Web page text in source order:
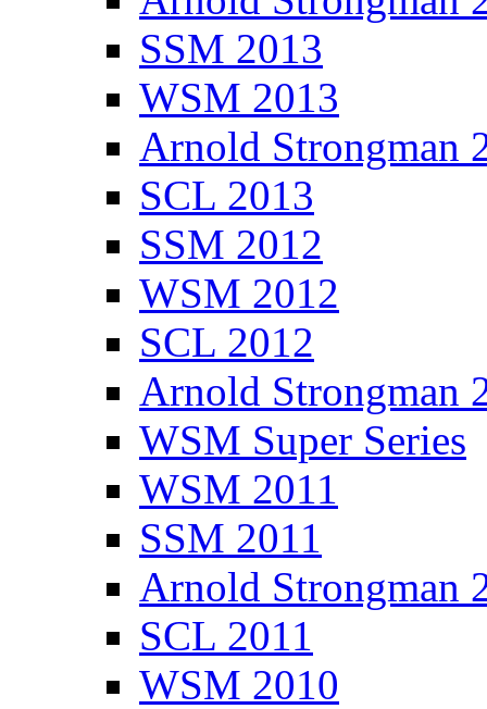
SSM 2013
WSM 2013
Arnold Strongman
SCL 2013
SSM 2012
WSM 2012
SCL 2012
Arnold Strongman
WSM Super Series
WSM 2011
SSM 2011
Arnold Strongman
SCL 2011
WSM 2010